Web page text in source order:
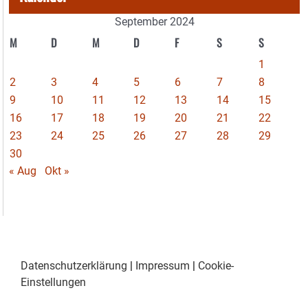
September 2024
M D M D F S S
1
2
3 4 5 6 7
8
9
10 11 12 13 14
15
16
17 18 19 20 21
22
23
24 25 26 27 28
29
30
« Aug
Okt »
Datenschutzerklärung | Impressum | Cookie-
Einstellungen